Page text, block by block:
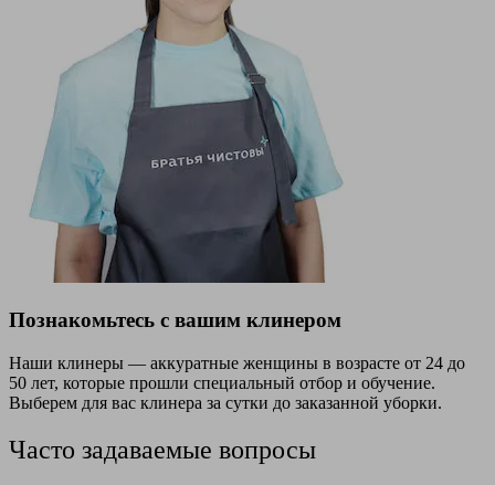
Познакомьтесь с вашим клинером
Наши клинеры — аккуратные женщины в возрасте от 24 до
50 лет, которые прошли специальный отбор и обучение.
Выберем для вас клинера за сутки до заказанной уборки.
Часто задаваемые вопросы